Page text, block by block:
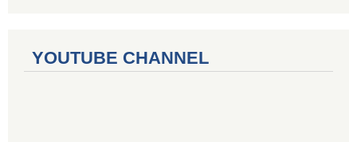
YOUTUBE CHANNEL